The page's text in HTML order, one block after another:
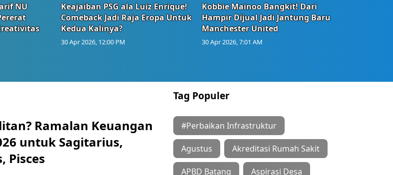
NU
Keajaiban PSG ala Luiz Enrique!
Comeback Jadi Raja Eropa Untuk
Kedua Kalinya?
30 Apr 2026, 12:00 PM
Kobbie Mainoo Bangkit! Dari
Hampir Dijual Jadi Jantung Baru
Manchester United
30 Apr 2026, 7:01 AM
Ramalan Keuangan
untuk Sagitarius,
Pisces
Tag Populer
#Perbaikan Infrastruktur
Agustus Akreditasi Rumah Sakit
APBD Batang Aspirasi Desa